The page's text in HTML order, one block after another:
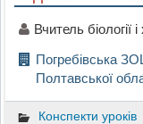
Вчитель біології
Погребівська
Полтавської
Конспекти уроків